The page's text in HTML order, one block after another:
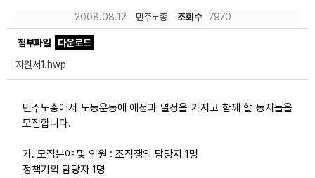
2008.08.12 민주노총 조회수 7970
첨부파일
다운로드
지원서1.hwp
민주노총에서 노동운동에 애정과 열정을 가지고 함께 할 동지들을
모집합니다.
가. 모집분야 및 인원 : 조직쟁의 담당자 1명
정책기획 담당자 1명
노동상담
자료
부설기관
업무